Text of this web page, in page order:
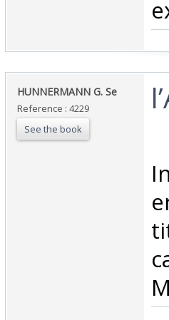
‎HUNNERMANN G. Se ‎
Reference : 4229
See the book